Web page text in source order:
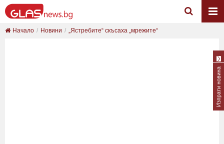
Начало Новини „Ястребите“ скъсаха „мрежите“
Изпрати новина